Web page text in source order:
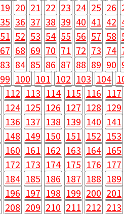
19 20 21 22 23 24 25 26
35 36 37 38 39 40 41 42
51 52 53 54 55 56 57 58
67 68 69 70 71 72 73 74
83 84 85 86 87 88 89 90
99 100 101 102 103 104
112 113 114 115 116 117
124 125 126 127 128 129
136 137 138 139 140 141
148 149 150 151 152 153
160 161 162 163 164 165
172 173 174 175 176 177
184 185 186 187 188 189
196 197 198 199 200 201
208 209 210 211 212 213